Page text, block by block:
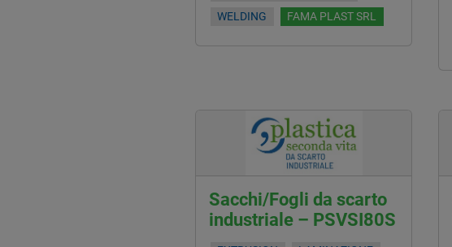
WELDING
FAMA PLAST SRL
Sacchi/Fogli da scarto
industriale – PSVSI80S